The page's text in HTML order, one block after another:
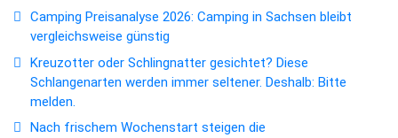
Camping Preisanalyse 2026: Camping in Sachsen bleibt
vergleichsweise günstig
Kreuzotter oder Schlingnatter gesichtet? Diese
Schlangenarten werden immer seltener. Deshalb: Bitte
melden.
Nach frischem Wochenstart steigen die